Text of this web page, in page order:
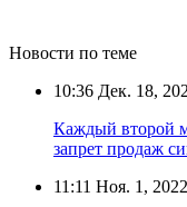
Новости по теме
10:36 Дек. 18,
Каждый второй
запрет продаж
11:11 Ноя. 1, 2022